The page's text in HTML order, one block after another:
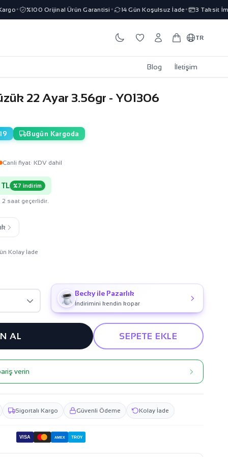
✦ %100 Orijinal Ürün Garantisi✦ 14 Gün Koşulsuz İade ✦ 3 Taksit İmkanı
TR
Blog İletişim
22 Ayar 3.56gr - Y01306
19 Bugün Kargoda
Canli fiyat· KDV dahil
%7 indirim
2 saat geçerlidir.
Kolay İade
Becky ile Pazarlık
İndirimini kendin kopar
AL SEPETE EKLE
verin
Sigortalı Kargo Güvenli Ödeme Kolay İade
VISA AMEX TROY